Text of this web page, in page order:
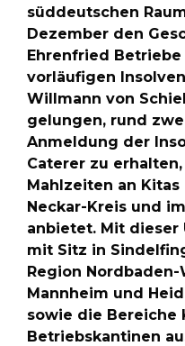
süddeutschen
Dezember den
Ehrenfried Betriebe
vorläufigen
Willmann von
gelungen, rund
Anmeldung der
Caterer zu
Mahlzeiten an
Neckar-Kreis und
anbietet. Mit dieser
mit Sitz in
Region
Mannheim und
sowie die Bereiche
Betriebskantinen